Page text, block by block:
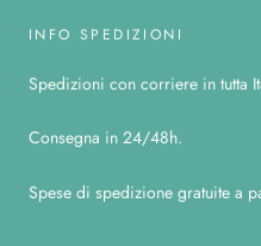
INFO SPEDIZIONI
Spedizioni con corriere in tutta
Consegna in 24/48h.
Spese di spedizione gratuite a